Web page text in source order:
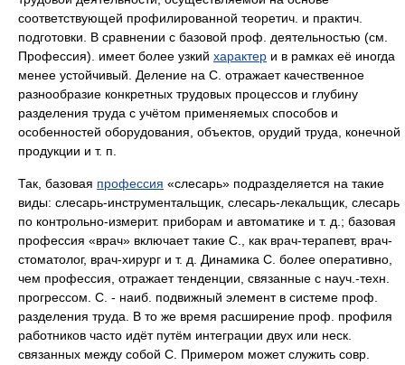
соответствующей профилированной теоретич. и практич.
подготовки. В сравнении с базовой проф. деятельностью (см.
Профессия). имеет более узкий характер и в рамках её иногда
менее устойчивый. Деление на С. отражает качественное
разнообразие конкретных трудовых процессов и глубину
разделения труда с учётом применяемых способов и
особенностей оборудования, объектов, орудий труда, конечной
продукции и т. п.
Так, базовая профессия «слесарь» подразделяется на такие
виды: слесарь-инструментальщик, слесарь-лекальщик, слесарь
по контрольно-измерит. приборам и автоматике и т. д.; базовая
профессия «врач» включает такие С., как врач-терапевт, врач-
стоматолог, врач-хирург и т. д. Динамика С. более оперативно,
чем профессия, отражает тенденции, связанные с науч.-техн.
прогрессом. С. - наиб. подвижный элемент в системе проф.
разделения труда. В то же время расширение проф. профиля
работников часто идёт путём интеграции двух или неск.
связанных между собой С. Примером может служить совр.